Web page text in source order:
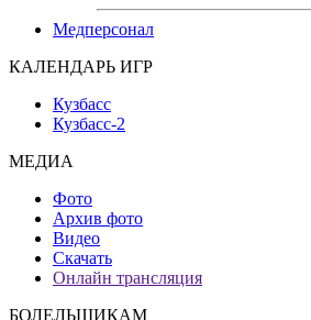
Медперсонал
КАЛЕНДАРЬ ИГР
Кузбасс
Кузбасс-2
МЕДИА
Фото
Архив фото
Видео
Скачать
Онлайн трансляция
БОЛЕЛЬЩИКАМ